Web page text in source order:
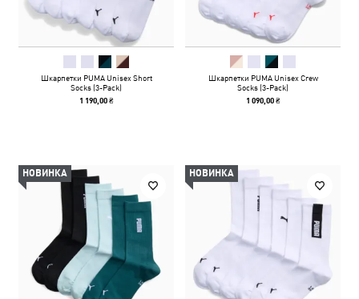
Шкарпетки PUMA Unisex Short
Socks (3-Pack)
1 190,00 ₴
Шкарпетки PUMA Unisex Crew
Socks (3-Pack)
1 090,00 ₴
НОВИНКА НОВИНКА